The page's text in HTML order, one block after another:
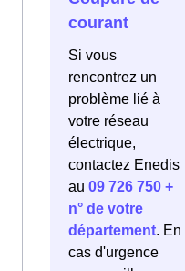
courant
Si vous
rencontrez un
problème lié à
votre réseau
électrique,
contactez Enedis
au 09 726 750 +
n° de votre
département. En
cas d'urgence